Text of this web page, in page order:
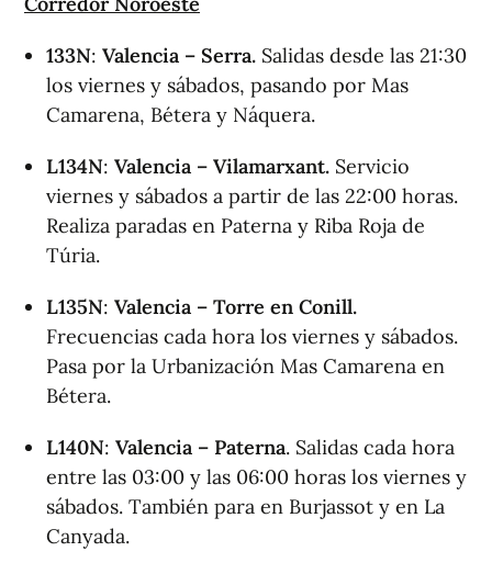
133N: Valencia – Serra. Salidas desde las 21:30
los viernes y sábados, pasando por Mas
Camarena, Bétera y Náquera.
L134N: Valencia – Vilamarxant. Servicio
viernes y sábados a partir de las 22:00 horas.
Realiza paradas en Paterna y Riba Roja de
Túria.
L135N: Valencia – Torre en Conill.
Frecuencias cada hora los viernes y sábados.
Pasa por la Urbanización Mas Camarena en
Bétera.
L140N: Valencia – Paterna. Salidas cada hora
entre las 03:00 y las 06:00 horas los viernes y
sábados. También para en Burjassot y en La
Canyada.